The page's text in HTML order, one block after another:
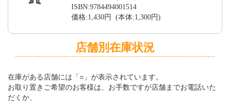
ISBN:9784494001514
価格:1,430円 (本体:1,300円)
店舗別在庫状況
在庫がある店舗には「○」が表示されています。
お取り置きご希望のお客様は、お手数ですが店舗までお電話いた
だくか、